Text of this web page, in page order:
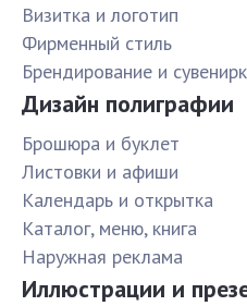
Визитка и логотип
Фирменный стиль
Брендирование и
Дизайн полиграфии
Брошюра и буклет
Листовки и афиши
Календарь и открытка
Каталог, меню, книга
Наружная реклама
Иллюстрации и